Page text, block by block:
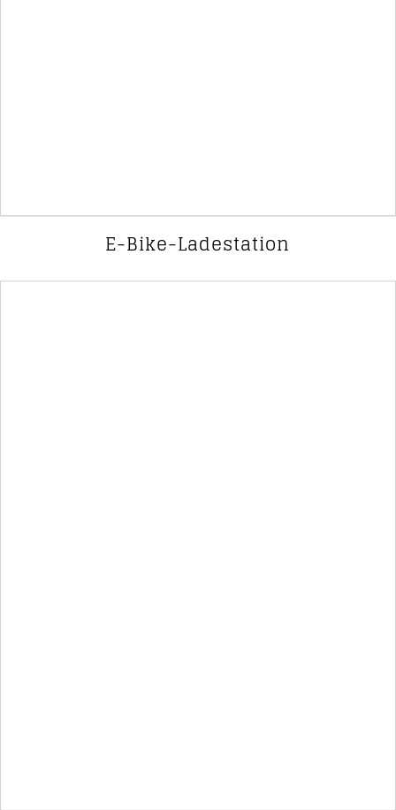
E-Bike-Ladestation